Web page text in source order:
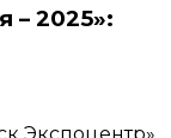
– 2025»: